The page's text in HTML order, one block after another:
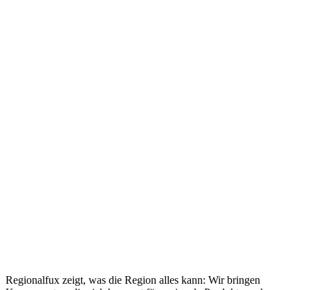
Regionalfux zeigt, was die Region alles kann: Wir bringen